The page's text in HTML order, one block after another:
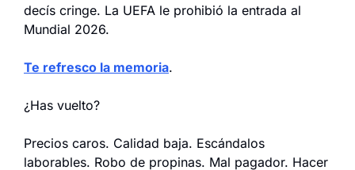
decís cringe. La UEFA le prohibió la entrada al
Mundial 2026.
Te refresco la memoria.
¿Has vuelto?
Precios caros. Calidad baja. Escándalos
laborables. Robo de propinas. Mal pagador. Hacer